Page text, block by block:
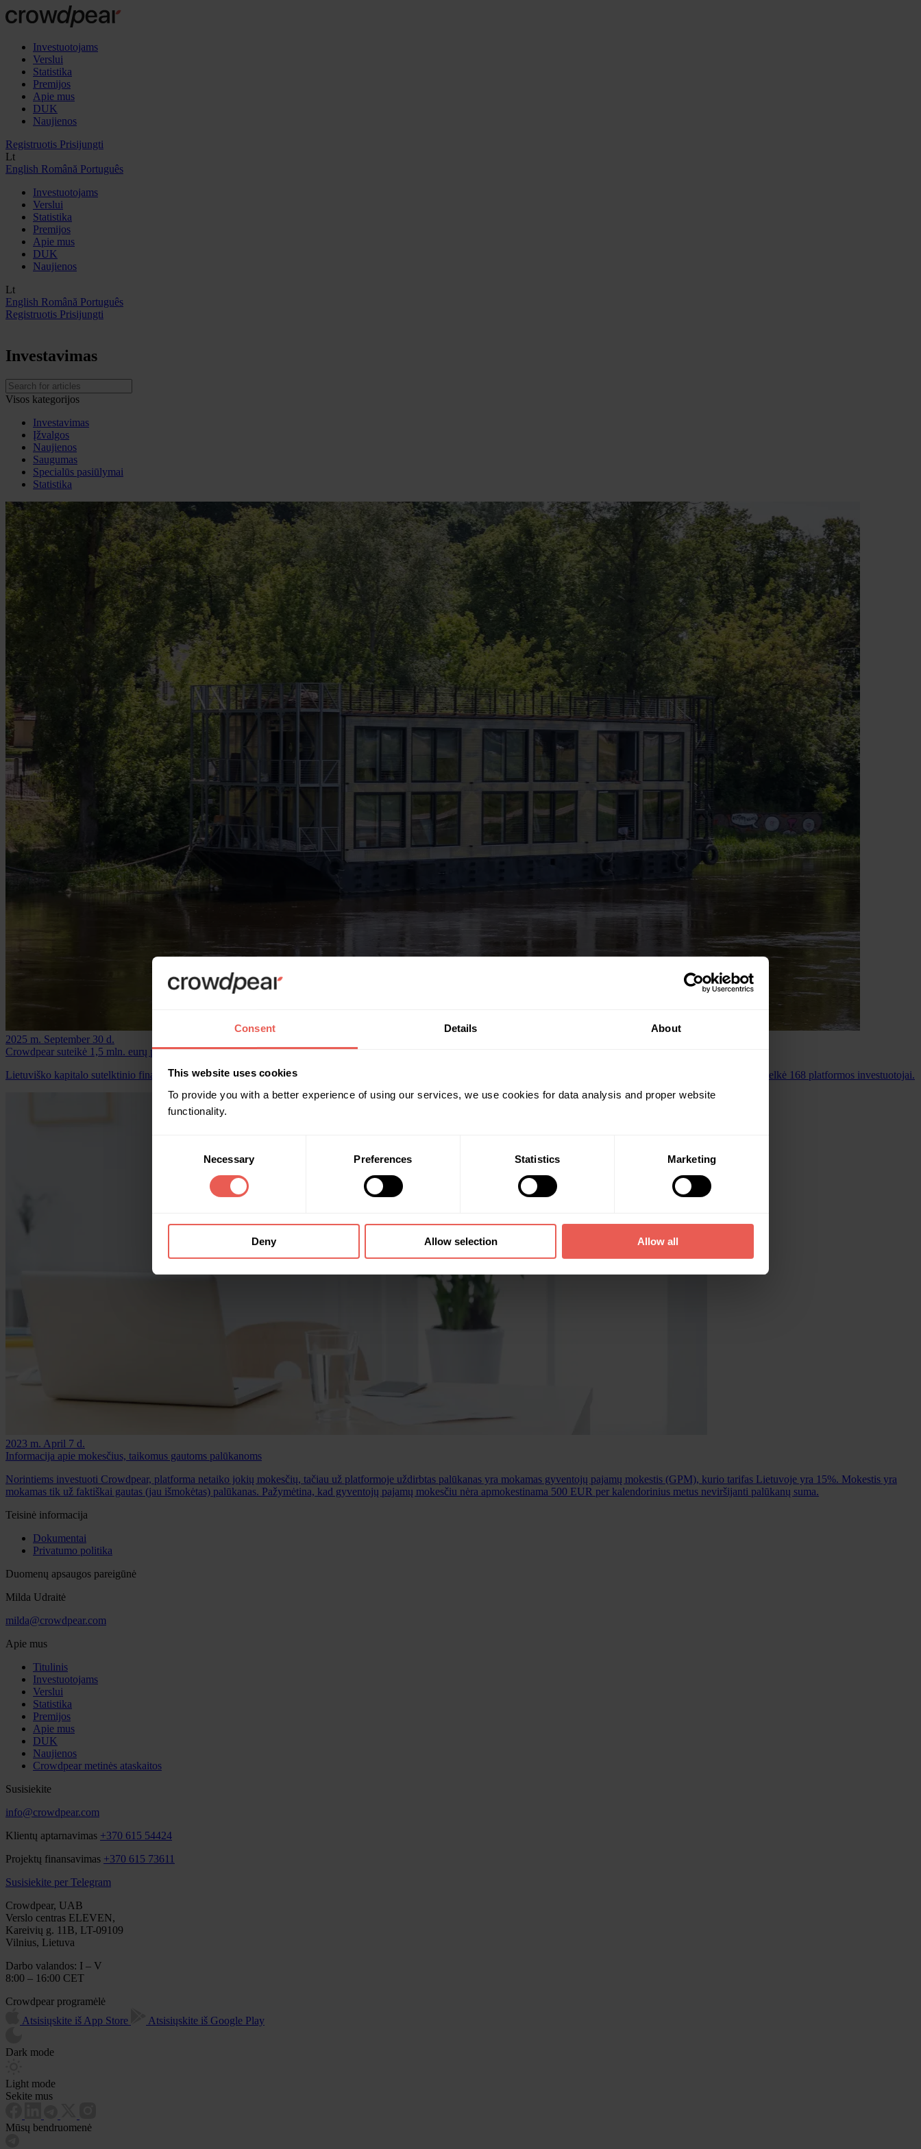
Consent Details About
This website uses cookies
To provide you with a better experience of using our services, we use cookies for data analysis and proper website
functionality.
Necessary Preferences Statistics Marketing
Deny Allow selection Allow all
Investuotojams
Verslui
Statistika
Premijos
Apie mus
DUK
Naujienos
Registruotis Prisijungti
Lt
English Română Português
Investuotojams
Verslui
Statistika
Premijos
Apie mus
DUK
Naujienos
Lt
English Română Português
Registruotis Prisijungti
Investavimas
Visos kategorijos
Investavimas
Įžvalgos
Naujienos
Saugumas
Specialūs pasiūlymai
Statistika
2025 m. September 30 d.
Crowdpear suteikė 1,5 mln. eurų paskolą viešbučiui ant vandens
Lietuviško kapitalo sutelktinio finansavimo platforma „Crowdpear“ refinansavo 1,5 mln. eurų paskolą, skirtą viešbučio ant vandens verslui. Lėšas unikalaus projekto paskolai sutelkė 168 platformos investuotojai.
2023 m. April 7 d.
Informacija apie mokesčius, taikomus gautoms palūkanoms
Norintiems investuoti Crowdpear, platforma netaiko jokių mokesčių, tačiau už platformoje uždirbtas palūkanas yra mokamas gyventojų pajamų mokestis (GPM), kurio tarifas Lietuvoje yra 15%. Mokestis yra
mokamas tik už faktiškai gautas (jau išmokėtas) palūkanas. Pažymėtina, kad gyventojų pajamų mokesčiu nėra apmokestinama 500 EUR per kalendorinius metus neviršijanti palūkanų suma.
Teisinė informacija
Dokumentai
Privatumo politika
Duomenų apsaugos pareigūnė
Milda Udraitė
milda@crowdpear.com
Apie mus
Titulinis
Investuotojams
Verslui
Statistika
Premijos
Apie mus
DUK
Naujienos
Crowdpear metinės ataskaitos
Susisiekite
info@crowdpear.com
Klientų aptarnavimas +370 615 54424
Projektų finansavimas +370 615 73611
Susisiekite per Telegram
Crowdpear, UAB
Verslo centras ELEVEN,
Kareivių g. 11B, LT-09109
Vilnius, Lietuva
Darbo valandos: I – V
8:00 – 16:00 CET
Crowdpear programėlė
Atsisiųskite iš App Store
Atsisiųskite iš Google Play
Dark mode
Light mode
Sekite mus
Mūsų bendruomenė